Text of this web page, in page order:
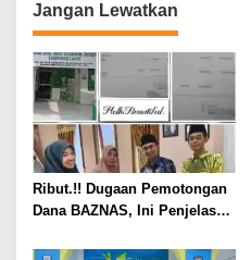
Jangan Lewatkan
Ribut.!! Dugaan Pemotongan
Dana BAZNAS, Ini Penjelasan